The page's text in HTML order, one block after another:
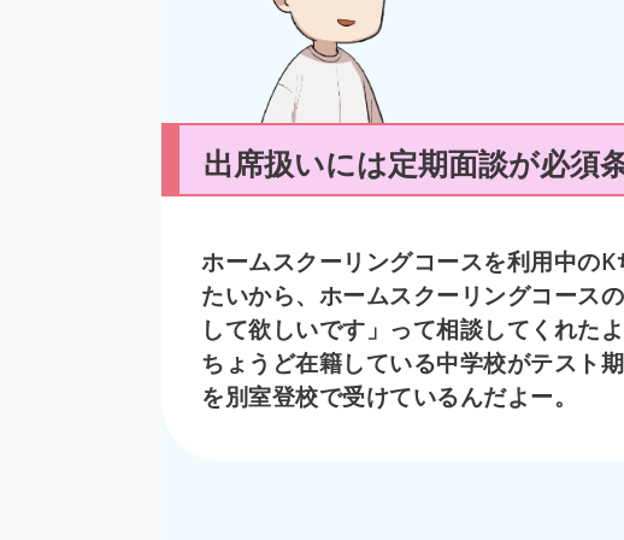
出席扱いには定期面談が必須
ホームスクーリングコースを利用中の
たいから、ホームスクーリングコース
して欲しいです」って相談してくれたよ
ちょうど在籍している中学校がテスト
を別室登校で受けているんだよー。